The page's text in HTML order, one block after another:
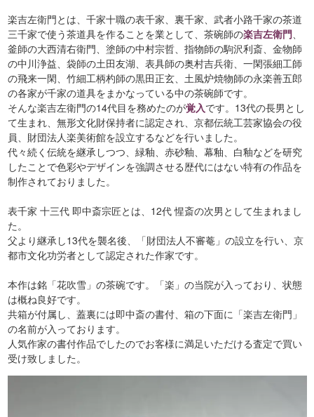
楽吉左衛門とは、千家十職の表千家、裏千家、武者小路千家の茶道
三千家で使う茶道具を作ることを業として、茶碗師の楽吉左衛門、
釜師の大西清右衛門、塗師の中村宗哲、指物師の駒沢利斎、金物師
の中川浄益、袋師の土田友湖、表具師の奥村吉兵衛、一閑張細工師
の飛来一閑、竹細工柄杓師の黒田正玄、土風炉焼物師の永楽善五郎
の各家が千家の道具をまかなっている中の茶碗師です。
そんな楽吉左衛門の14代目を務めたのが覚入です。13代の長男とし
て生まれ、無形文化財保持者に認定され、京都伝統工芸家協会の役
員、財団法人楽美術館を設立するなどを行いました。
代々続く伝統を継承しつつ、緑釉、赤砂釉、幕釉、白釉などを研究
したことで色彩やデザインを強調させる歴代にはない特有の作品を
制作されておりました。
表千家 十三代 即中斎宗匠とは、12代 惺斎の次男として生まれまし
た。
父より継承し13代を襲名後、「財団法人不審菴」の設立を行い、京
都市文化功労者として認定された作家です。
本作は銘「花吹雪」の茶碗です。「楽」の当院が入っており、状態
は概ね良好です。
共箱が付属し、蓋裏には即中斎の書付、箱の下面に「楽吉左衛門」
の名前が入っております。
人気作家の書付作品でしたのでお客様に満足いただける査定で買い
受け致しました。